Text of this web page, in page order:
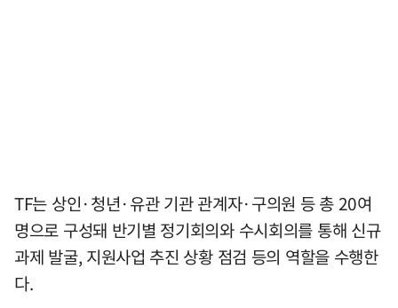
TF는 상인·청년·유관 기관 관계자·구의원 등 총 20여
명으로 구성돼 반기별 정기회의와 수시회의를 통해 신규
과제 발굴, 지원사업 추진 상황 점검 등의 역할을 수행한
다.